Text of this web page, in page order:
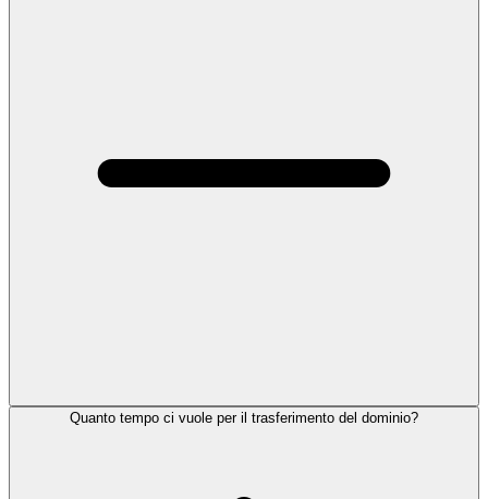
Quanto tempo ci vuole per il trasferimento del dominio?